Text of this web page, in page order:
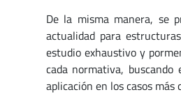
De la misma manera, se
actualidad para
estudio exhaustivo y
cada normativa,
aplicación en los casos más